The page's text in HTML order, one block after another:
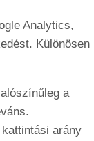
Analytics,
Különösen
a
arány